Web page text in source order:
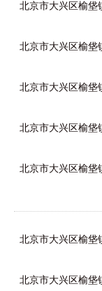
北京市大兴区榆垡
北京市大兴区榆垡
北京市大兴区榆垡
北京市大兴区榆垡
北京市大兴区榆垡
北京市大兴区榆垡
北京市大兴区榆垡